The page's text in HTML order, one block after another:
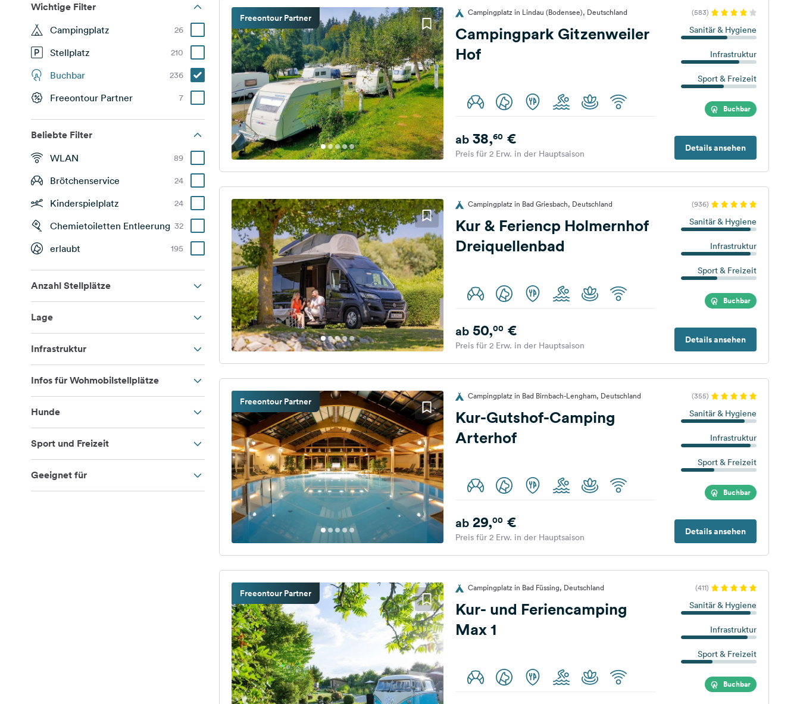
Wichtige Filter
Campingplatz 26
Stellplatz 210
Buchbar 236
Freeontour Partner 7
Beliebte Filter
WLAN 89
Brötchenservice 24
Kinderspielplatz 24
Chemietoiletten Entleerung 32
erlaubt 195
Anzahl Stellplätze
Lage
Infrastruktur
Infos für Wohmobilstellplätze
Hunde
Sport und Freizeit
Geeignet für
Freeontour Partner Campingplatz in Lindau (Bodensee), Deutschland (583)
Campingpark Gitzenweiler
Hof
Sanitär & Hygiene
Infrastruktur
Sport & Freizeit
Buchbar
Details ansehen
ab38,60€
Preis für 2 Erw. in der Hauptsaison
Campingplatz in Bad Griesbach, Deutschland (936)
Kur & Feriencp Holmernhof
Dreiquellenbad
Sanitär & Hygiene
Infrastruktur
Sport & Freizeit
Buchbar
Details ansehen
ab50,00€
Preis für 2 Erw. in der Hauptsaison
Freeontour Partner Campingplatz in Bad Birnbach-Lengham, Deutschland (355)
Kur-Gutshof-Camping
Arterhof
Sanitär & Hygiene
Infrastruktur
Sport & Freizeit
Buchbar
Details ansehen
ab29,00€
Preis für 2 Erw. in der Hauptsaison
Freeontour Partner Campingplatz in Bad Füssing, Deutschland (411)
Kur- und Feriencamping
Max 1
Sanitär & Hygiene
Infrastruktur
Sport & Freizeit
Buchbar